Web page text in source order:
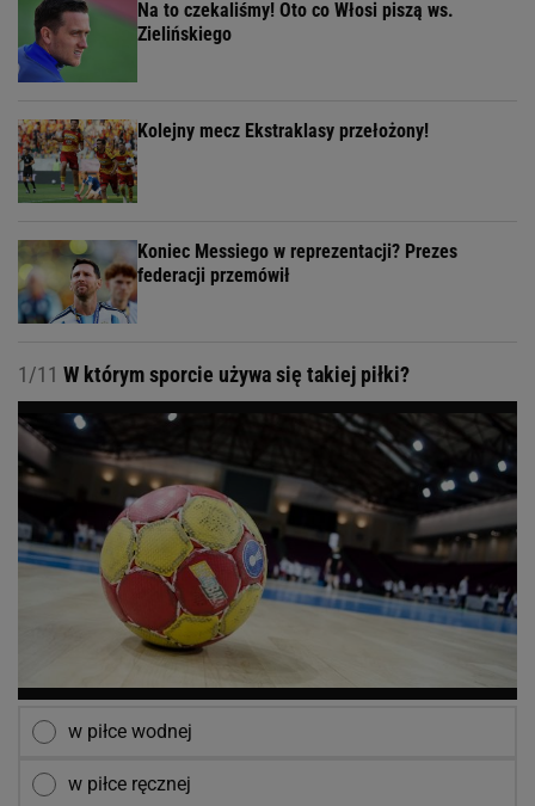
Na to czekaliśmy! Oto co Włosi piszą ws.
Zielińskiego
Kolejny mecz Ekstraklasy przełożony!
Koniec Messiego w reprezentacji? Prezes
federacji przemówił
1/11 W którym sporcie używa się takiej piłki?
w piłce wodnej
w piłce ręcznej